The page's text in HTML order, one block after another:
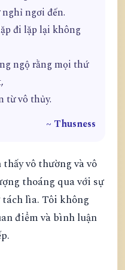
ngơi đến.
đi lặp lại không
ngộ rằng mọi thứ
từ vô thủy.
~ Thusness
vô thường và vô
thoáng qua với sự
tách lìa. Tôi không
điểm và bình luận